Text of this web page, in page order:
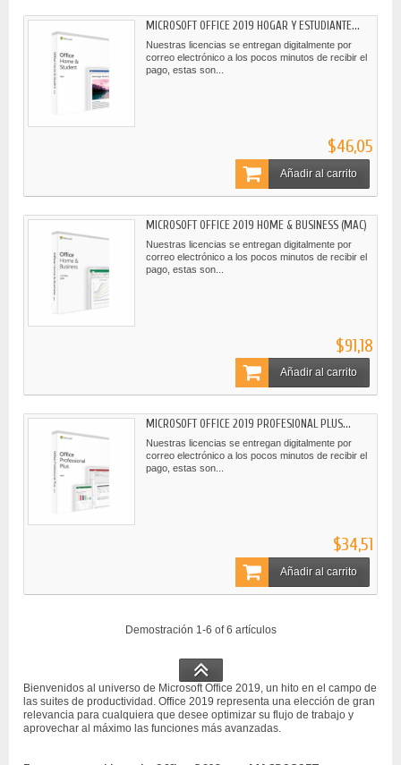
MICROSOFT OFFICE 2019 HOGAR Y ESTUDIANTE...
Nuestras licencias se entregan digitalmente por
correo electrónico a los pocos minutos de recibir el
pago, estas son...
$46,05
Añadir al carrito
MICROSOFT OFFICE 2019 HOME & BUSINESS (MAC)
Nuestras licencias se entregan digitalmente por
correo electrónico a los pocos minutos de recibir el
pago, estas son...
$91,18
Añadir al carrito
MICROSOFT OFFICE 2019 PROFESIONAL PLUS...
Nuestras licencias se entregan digitalmente por
correo electrónico a los pocos minutos de recibir el
pago, estas son...
$34,51
Añadir al carrito
Demostración 1-6 of 6 artículos
Bienvenidos al universo de Microsoft Office 2019, un hito en el campo de
las suites de productividad. Office 2019 representa una elección de gran
relevancia para cualquiera que desee optimizar su flujo de trabajo y
aprovechar al máximo las funciones más avanzadas.